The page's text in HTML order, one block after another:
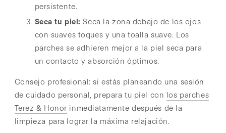
persistente.
Seca tu piel: Seca la zona debajo de los ojos
con suaves toques y una toalla suave. Los
parches se adhieren mejor a la piel seca para
un contacto y absorción óptimos.
Consejo profesional: si estás planeando una sesión
de cuidado personal, prepara tu piel con los parches
Terez & Honor inmediatamente después de la
limpieza para lograr la máxima relajación.